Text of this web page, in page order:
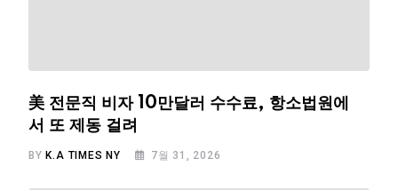
美 전문직 비자 10만달러 수수료, 항소법원에
서 또 제동 걸려
BY K.A TIMES NY 7월 31, 2026